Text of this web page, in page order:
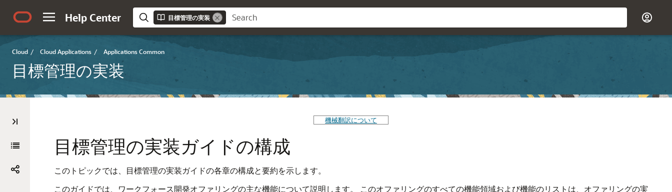
Help Center 目標管理の実装
Cloud / Cloud Applications / Applications Common
目標管理の実装
機械翻訳について
目標管理の実装ガイドの構成
このトピックでは、目標管理の実装ガイドの各章の構成と要約を示します。
このガイドでは、ワークフォース開発オファリングの主な機能について説明します。
このオファリングのすべての機能領域および機能のリストは、オファリングの実